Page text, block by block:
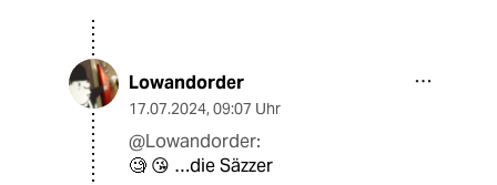
Lowandorder
17.07.2024, 09:07 Uhr
@Lowandorder:
🧐 😘 …die Säzzer